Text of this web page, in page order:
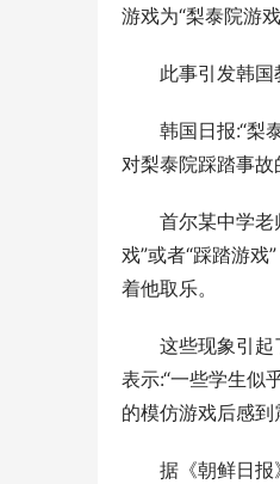
游戏为“梨泰院游戏
此事引发韩国
韩国日报:“梨
对梨泰院踩踏事故
首尔某中学
戏”或者“踩踏游
着他取乐。
这些现象引起
表示:“一些学生似
的模仿游戏后感到
据《朝鲜日报